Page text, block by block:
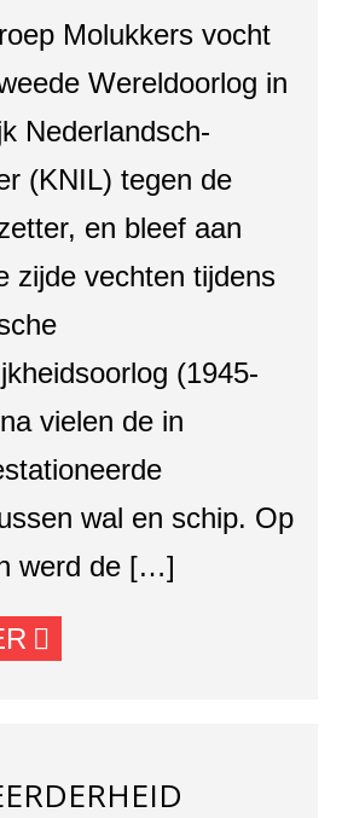
Molukkers vocht
Wereldoorlog in
Nederlandsch-
(KNIL) tegen de
en bleef aan
zijde vechten tijdens
(1945-
vielen de in
wal en schip. Op
werd de […]